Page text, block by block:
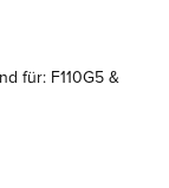
für: F110G5 &